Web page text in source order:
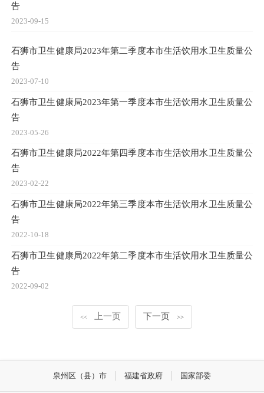
告
2023-09-15
石狮市卫生健康局2023年第二季度本市生活饮用水卫生质量公
告
2023-07-10
石狮市卫生健康局2023年第一季度本市生活饮用水卫生质量公
告
2023-05-26
石狮市卫生健康局2022年第四季度本市生活饮用水卫生质量公
告
2023-02-22
石狮市卫生健康局2022年第三季度本市生活饮用水卫生质量公
告
2022-10-18
石狮市卫生健康局2022年第二季度本市生活饮用水卫生质量公
告
2022-09-02
<< 上一页 下一页 >>
泉州区（县）市 福建省政府 国家部委